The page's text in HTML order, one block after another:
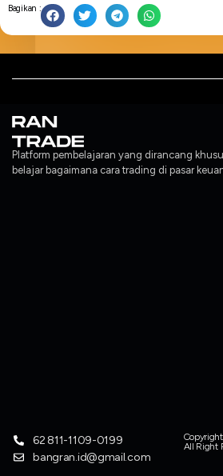
Bagikan :
Platform pembelajaran yang dirancang
belajar bagaimana cara trading di pasar
All Right
62 811-1109-0199
bangran.id@gmail.com